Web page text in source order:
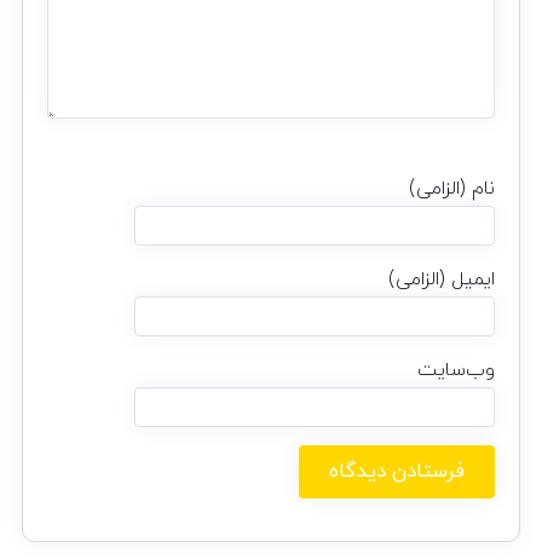
نام (الزامی)
ایمیل (الزامی)
وب‌سایت